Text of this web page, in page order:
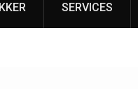
SERVICES